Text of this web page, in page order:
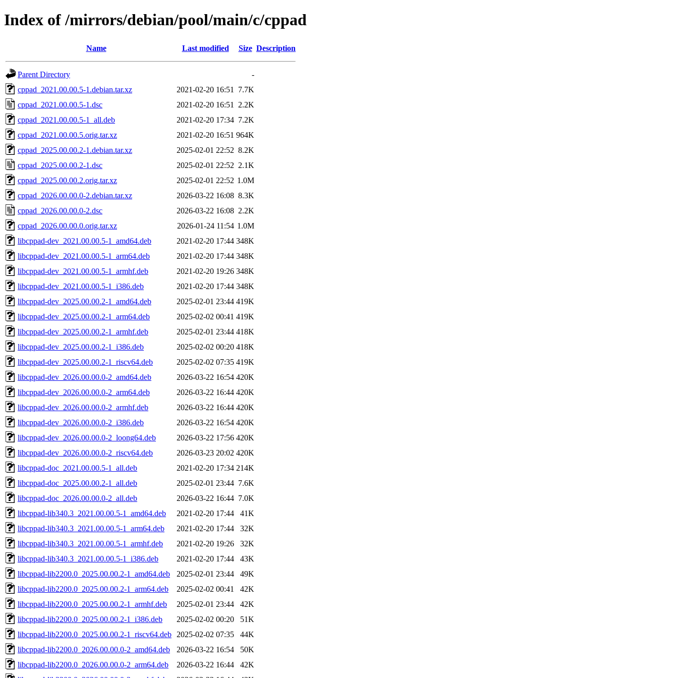
Index of /mirrors/debian/pool/main/c/cppad
Name Last modified Size Description
Parent Directory
-
cppad_2021.00.00.5-1.debian.tar.xz
2021-02-20 16:51
7.7K
cppad_2021.00.00.5-1.dsc
2021-02-20 16:51
2.2K
cppad_2021.00.00.5-1_all.deb
2021-02-20 17:34 7.2K
cppad_2021.00.00.5.orig.tar.xz
2021-02-20 16:51 964K
cppad_2025.00.00.2-1.debian.tar.xz
2025-02-01 22:52 8.2K
cppad_2025.00.00.2-1.dsc
2025-02-01 22:52 2.1K
cppad_2025.00.00.2.orig.tar.xz
2025-02-01 22:52 1.0M
cppad_2026.00.00.0-2.debian.tar.xz
2026-03-22 16:08 8.3K
cppad_2026.00.00.0-2.dsc
2026-03-22 16:08 2.2K
cppad_2026.00.00.0.orig.tar.xz
2026-01-24 11:54 1.0M
libcppad-dev_2021.00.00.5-1_amd64.deb
2021-02-20 17:44 348K
libcppad-dev_2021.00.00.5-1_arm64.deb
2021-02-20 17:44 348K
libcppad-dev_2021.00.00.5-1_armhf.deb
2021-02-20 19:26 348K
libcppad-dev_2021.00.00.5-1_i386.deb
2021-02-20 17:44 348K
libcppad-dev_2025.00.00.2-1_amd64.deb
2025-02-01 23:44 419K
libcppad-dev_2025.00.00.2-1_arm64.deb
2025-02-02 00:41 419K
libcppad-dev_2025.00.00.2-1_armhf.deb
2025-02-01 23:44 418K
libcppad-dev_2025.00.00.2-1_i386.deb
2025-02-02 00:20 418K
libcppad-dev_2025.00.00.2-1_riscv64.deb
2025-02-02 07:35 419K
libcppad-dev_2026.00.00.0-2_amd64.deb
2026-03-22 16:54 420K
libcppad-dev_2026.00.00.0-2_arm64.deb
2026-03-22 16:44 420K
libcppad-dev_2026.00.00.0-2_armhf.deb
2026-03-22 16:44 420K
libcppad-dev_2026.00.00.0-2_i386.deb
2026-03-22 16:54 420K
libcppad-dev_2026.00.00.0-2_loong64.deb
2026-03-22 17:56 420K
libcppad-dev_2026.00.00.0-2_riscv64.deb
2026-03-23 20:02 420K
libcppad-doc_2021.00.00.5-1_all.deb
2021-02-20 17:34 214K
libcppad-doc_2025.00.00.2-1_all.deb
2025-02-01 23:44 7.6K
libcppad-doc_2026.00.00.0-2_all.deb
2026-03-22 16:44 7.0K
libcppad-lib340.3_2021.00.00.5-1_amd64.deb
2021-02-20 17:44
41K
libcppad-lib340.3_2021.00.00.5-1_arm64.deb
2021-02-20 17:44
32K
libcppad-lib340.3_2021.00.00.5-1_armhf.deb
2021-02-20 19:26
32K
libcppad-lib340.3_2021.00.00.5-1_i386.deb
2021-02-20 17:44
43K
libcppad-lib2200.0_2025.00.00.2-1_amd64.deb
2025-02-01 23:44
49K
libcppad-lib2200.0_2025.00.00.2-1_arm64.deb
2025-02-02 00:41
42K
libcppad-lib2200.0_2025.00.00.2-1_armhf.deb
2025-02-01 23:44
42K
libcppad-lib2200.0_2025.00.00.2-1_i386.deb
2025-02-02 00:20
51K
libcppad-lib2200.0_2025.00.00.2-1_riscv64.deb
2025-02-02 07:35
44K
libcppad-lib2200.0_2026.00.00.0-2_amd64.deb
2026-03-22 16:54
50K
libcppad-lib2200.0_2026.00.00.0-2_arm64.deb
2026-03-22 16:44
42K